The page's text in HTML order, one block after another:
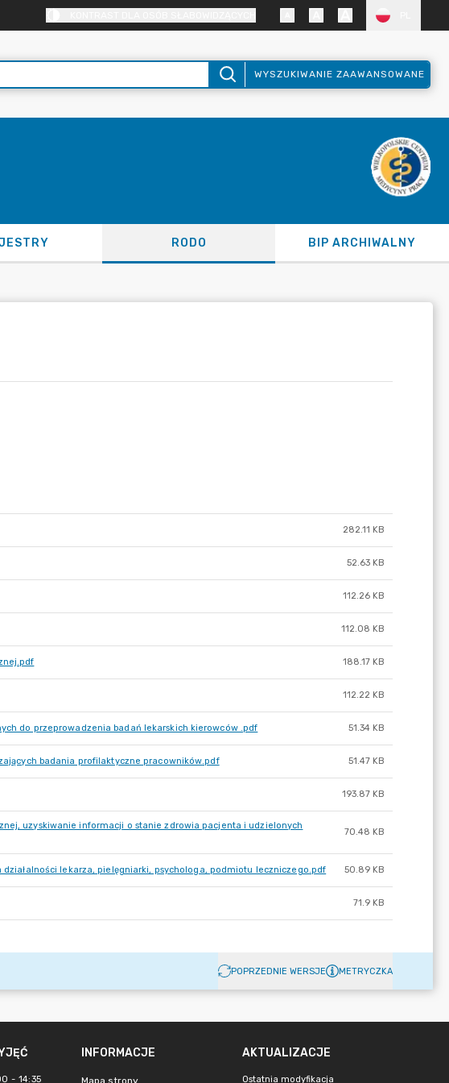
WYSZUKIWANIE ZAAWANSOWANE
RODO BIP ARCHIWALNY
282.11 KB
52.63 KB
112.26 KB
112.08 KB
188.17 KB
112.22 KB
do przeprowadzenia badań lekarskich kierowców .pdf 51.34 KB
badania profilaktyczne pracowników.pdf 51.47 KB
193.87 KB
uzyskiwanie informacji o stanie zdrowia pacjenta i udzielonych
70.48 KB
lekarza, pielęgniarki, psychologa, podmiotu leczniczego.pdf 50.89 KB
71.9 KB
POPRZEDNIE WERSJE METRYCZKA
- 14:35
INFORMACJE
Mapa strony
AKTUALIZACJE
Ostatnia modyfikacja